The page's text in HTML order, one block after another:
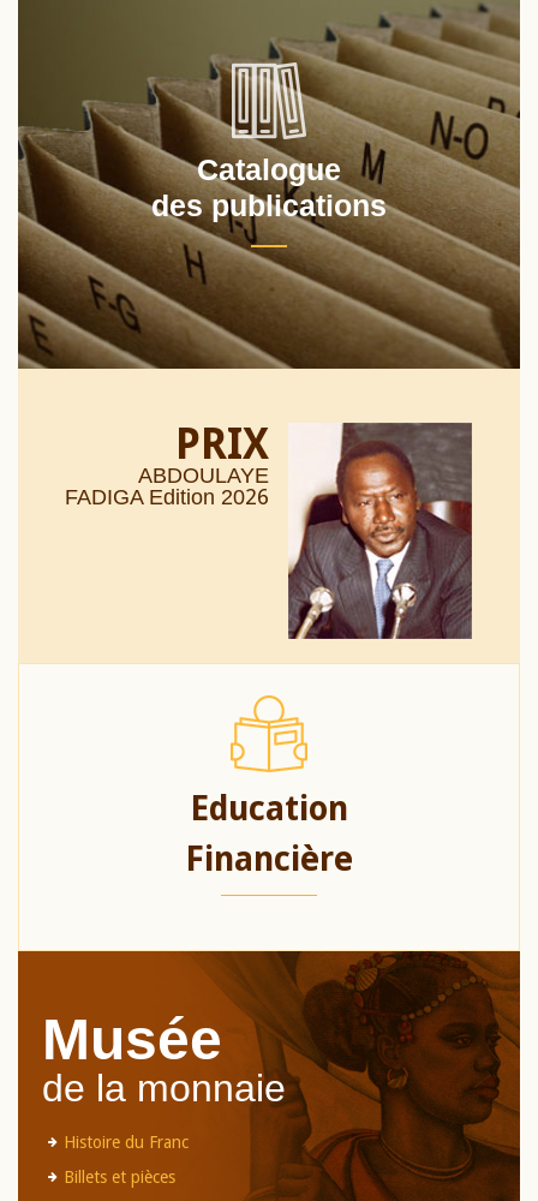
Catalogue
des publications
PRIX
ABDOULAYE
FADIGA Edition 2026
Education
Financière
Musée
de la monnaie
Histoire du Franc
Billets et pièces